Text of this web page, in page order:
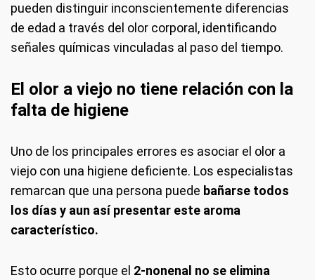
pueden distinguir inconscientemente diferencias
de edad a través del olor corporal, identificando
señales químicas vinculadas al paso del tiempo.
El olor a viejo no tiene relación con la
falta de higiene
Uno de los principales errores es asociar el olor a
viejo con una higiene deficiente. Los especialistas
remarcan que una persona puede bañarse todos
los días y aun así presentar este aroma
característico.
Esto ocurre porque el 2-nonenal no se elimina